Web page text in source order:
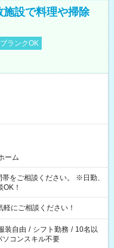
設で料理や掃除
ブランクOK
ーム
！
にご相談ください！
装自由 / シフト勤務 / 10名以
ソコンスキル不要